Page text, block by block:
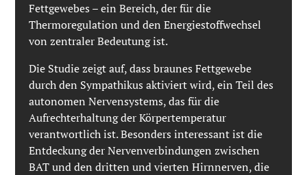
Fettgewebes – ein Bereich, der für die
Thermoregulation und den Energiestoffwechsel
von zentraler Bedeutung ist.
Die Studie zeigt auf, dass braunes Fettgewebe
durch den Sympathikus aktiviert wird, ein Teil des
autonomen Nervensystems, das für die
Aufrechterhaltung der Körpertemperatur
verantwortlich ist. Besonders interessant ist die
Entdeckung der Nervenverbindungen zwischen
BAT und den dritten und vierten Hirnnerven, die